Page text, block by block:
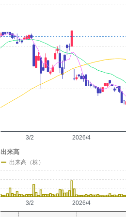
定
2026/4
3/2
2026/4
3/2
出来高
出来高（株）